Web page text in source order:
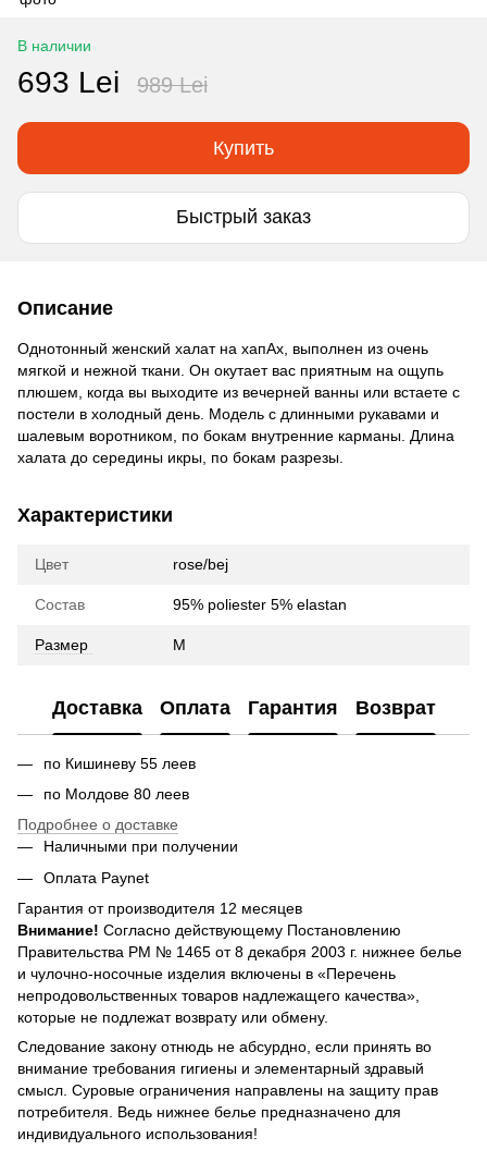
В наличии
693 Lei 989 Lei
Купить
Быстрый заказ
Описание
Однотонный женский халат на хапАх, выполнен из очень
мягкой и нежной ткани. Он окутает вас приятным на ощупь
плюшем, когда вы выходите из вечерней ванны или встаете с
постели в холодный день. Модель с длинными рукавами и
шалевым воротником, по бокам внутренние карманы. Длина
халата до середины икры, по бокам разрезы.
Характеристики
Цвет rose/bej
Состав 95% poliester 5% elastan
Размер M
Доставка Оплата Гарантия Возврат
по Кишиневу 55 леев
по Молдове 80 леев
Подробнее о доставке
Наличными при получении
Оплата Paynet
Гарантия от производителя 12 месяцев
Внимание! Согласно действующему Постановлению
Правительства РМ № 1465 от 8 декабря 2003 г. нижнее белье
и чулочно-носочные изделия включены в «Перечень
непродовольственных товаров надлежащего качества»,
которые не подлежат возврату или обмену.
Следование закону отнюдь не абсурдно, если принять во
внимание требования гигиены и элементарный здравый
смысл. Суровые ограничения направлены на защиту прав
потребителя. Ведь нижнее белье предназначено для
индивидуального использования!